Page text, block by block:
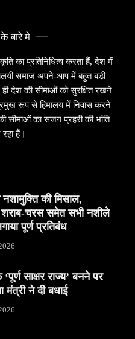
के बारे मे
का प्रतिनिधित्व करता हैं, देश में
समाज अपने-आप में बहुत बड़ी
देश की सीमाओं को सुरक्षित रखने
रूप से हिमालय में निवास करने
सीमाओं का सजग प्रहरी की भांति
रहा हैं।
नशामुक्ति की मिसाल,
शराब-चरस समेत सभी नशीले
पूर्ण प्रतिबंध
साक्षर राज्य’ बनने पर
मंत्री ने दी बधाई